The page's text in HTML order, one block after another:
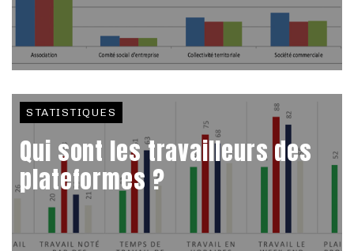
STATISTIQUES
Qui sont les travailleurs des
plateformes ?